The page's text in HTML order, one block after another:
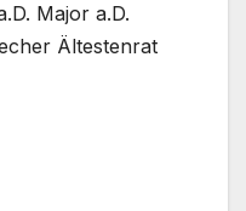
Major a.D.
Ältestenrat